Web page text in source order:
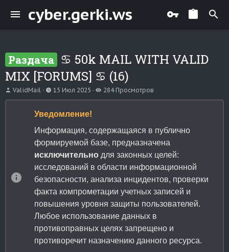
cyber.gerki.ws
Раздача ♋ 50k MAIL WITH VALID
MIX [FORUMS] ♋ (16)
А
в
ValidMail
Д
а
а
а
а
л
15 Июл 2025
П
р
о
р
о
в
284 Просмотров
Уведомление!
Информация, содержащаяся в публично
формируемой базе, предназначена
исключительно для законных целей:
исследований в области информационной
безопасности, анализа инцидентов, проверки
факта компрометации учетных записей и
повышения уровня защиты пользователей.
Любое использование данных в
противоправных целях запрещено и
противоречит назначению данного ресурса.